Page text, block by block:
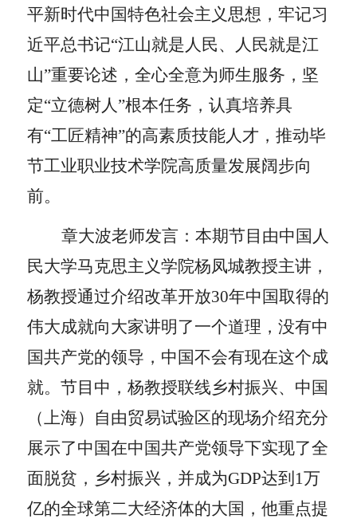
平新时代中国特色社会主义思想，牢记习
近平总书记“江山就是人民、人民就是江
山”重要论述，全心全意为师生服务，坚
定“立德树人”根本任务，认真培养具
有“工匠精神”的高素质技能人才，推动毕
节工业职业技术学院高质量发展阔步向
前。
章大波老师发言： 本期节目由中国人
民大学马克思主义学院杨凤城教授主讲，
杨教授通过介绍改革开放30年中国取得的
伟大成就向大家讲明了一个道理，没有中
国共产党的领导，中国不会有现在这个成
就。节目中，杨教授联线乡村振兴、中国
（上海）自由贸易试验区的现场介绍充分
展示了中国在中国共产党领导下实现了全
面脱贫，乡村振兴，并成为GDP达到 1万
亿的全球第二大经济体的大国，他重点提